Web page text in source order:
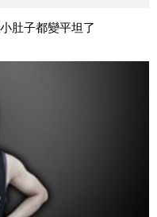
肚子都變平坦了